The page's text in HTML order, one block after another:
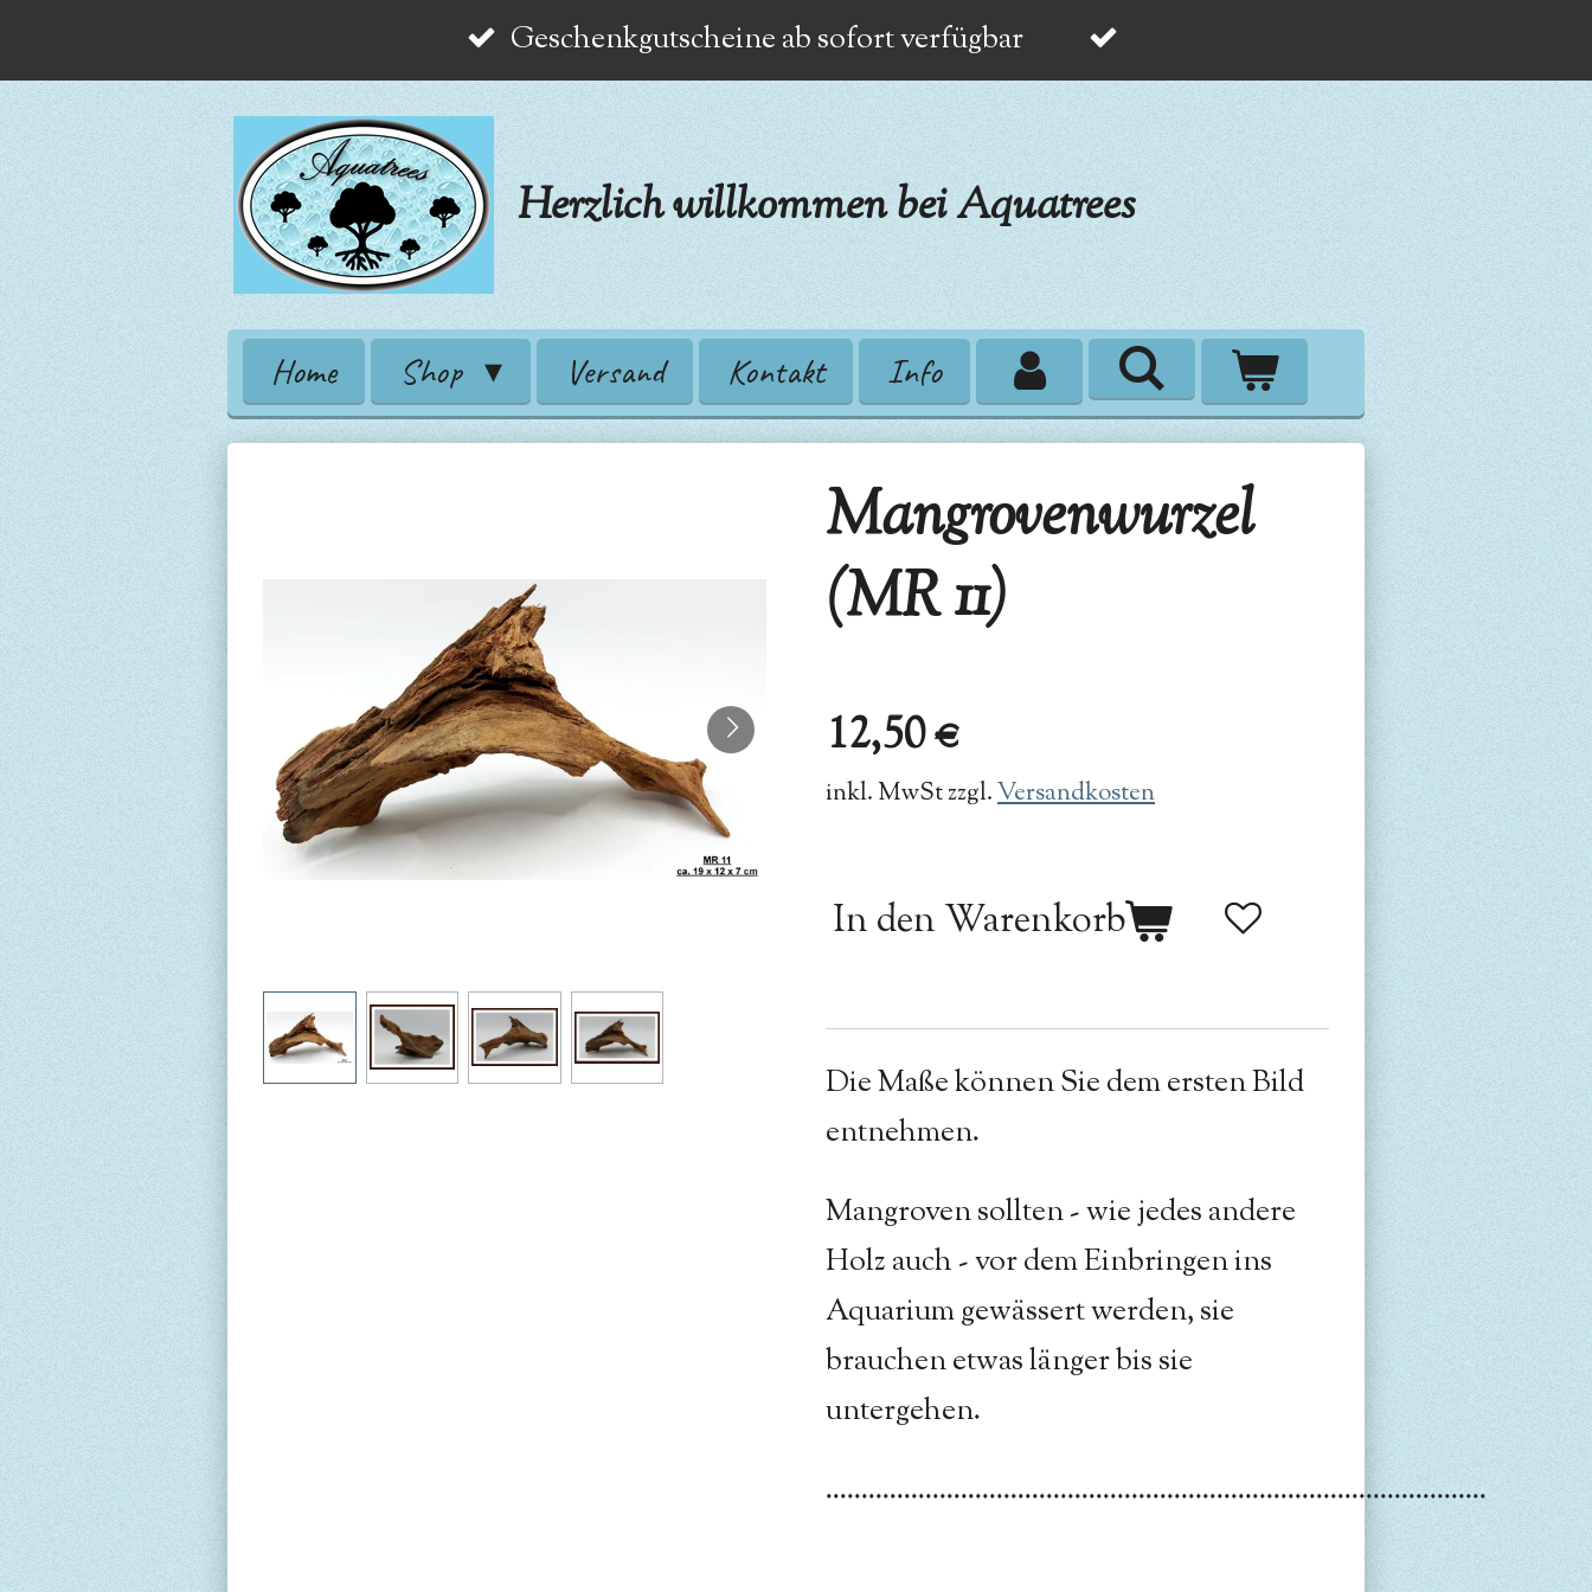
Hauptinhalt
Geschenkgutscheine ab sofort verfügbar
Herzlich willkommen bei Aquatrees
Home Shop Versand Kontakt Info
Mangrovenwurzel
(MR 11)
12,50 €
inkl. MwSt zzgl.Versandkosten
In den Warenkorb
Die Maße können Sie dem ersten Bild
entnehmen.
Mangroven sollten - wie jedes andere
Holz auch - vor dem Einbringen ins
Aquarium gewässert werden, sie
brauchen etwas länger bis sie
untergehen.
.............................................................................................